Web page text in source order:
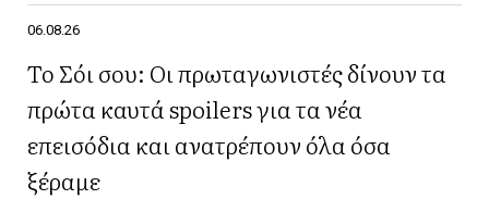
06.08.26
Το Σόι σου: Οι πρωταγωνιστές δίνουν τα
πρώτα καυτά spoilers για τα νέα
επεισόδια και ανατρέπουν όλα όσα
ξέραμε